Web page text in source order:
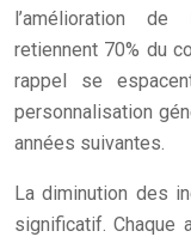
l’amélioration de
retiennent 70% du
rappel se
personnalisation
années suivantes.
La diminution des
significatif. Chaque